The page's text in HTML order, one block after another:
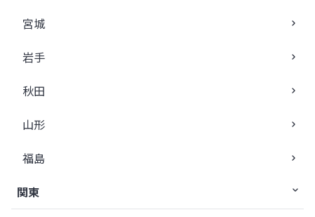
宮城
岩手
秋田
山形
福島
関東